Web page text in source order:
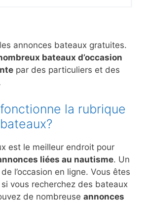
annonces bateaux gratuites.
bateaux d’occasion
par des particuliers et des
la rubrique
est le meilleur endroit pour
liées au nautisme. Un
l’occasion en ligne. Vous êtes
vous recherchez des bateaux
de nombreuse annonces